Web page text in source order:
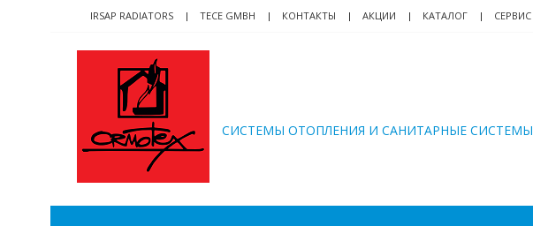
navigation
content
IRSAP RADIATORS TECE GMBH КОНТАКТЫ АКЦИИ КАТАЛОГ СЕРВИС
CИСТЕМЫ ОТОПЛЕНИЯ И САНИТАРНЫЕ СИСТЕМЫ